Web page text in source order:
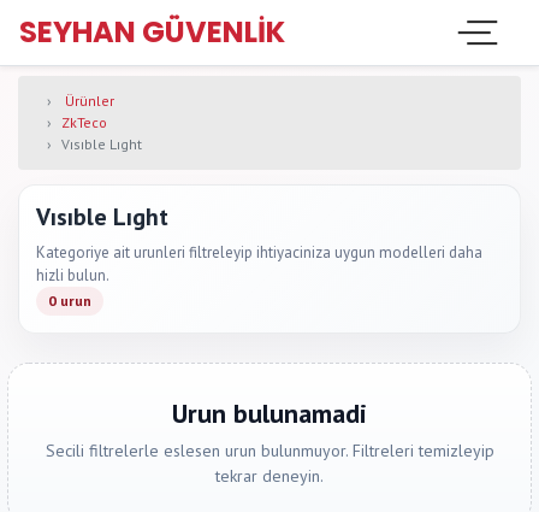
SEYHAN GÜVENLIK
Ürünler
ZkTeco
Vısıble Lıght
Vısıble Lıght
Kategoriye ait urunleri filtreleyip ihtiyaciniza uygun modelleri daha
hizli bulun.
0 urun
Urun bulunamadi
Secili filtrelerle eslesen urun bulunmuyor. Filtreleri temizleyip
tekrar deneyin.